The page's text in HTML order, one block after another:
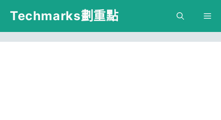
跳
主
Techmarks劃重點